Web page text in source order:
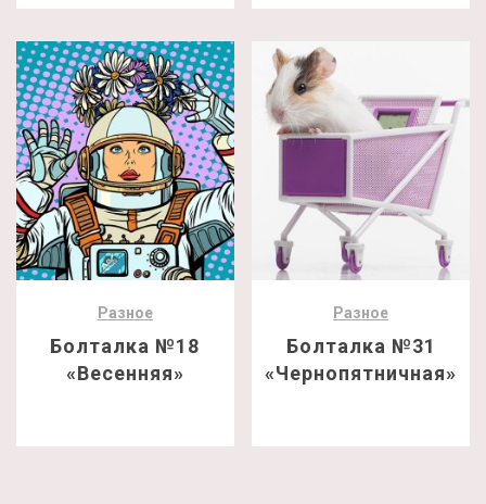
Разное
Болталка №18
«Весенняя»
Разное
Болталка №31
«Чернопятничная»